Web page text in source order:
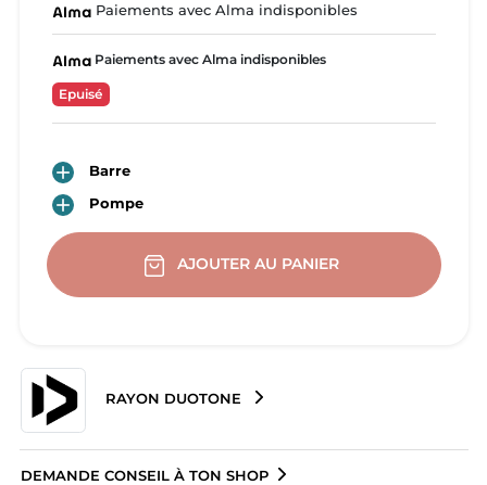
Paiements avec Alma indisponibles
Paiements avec Alma indisponibles
Epuisé
 Barre
 Pompe
AJOUTER AU PANIER
RAYON DUOTONE
DEMANDE CONSEIL À TON SHOP